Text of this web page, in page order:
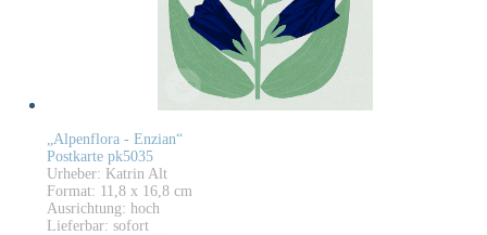
„Alpenflora - Enzian“
Postkarte pk5035
Urheber: Katrin Alt
Format: 11,8 x 16,8 cm
Ausrichtung: hoch
Lieferbar: sofort